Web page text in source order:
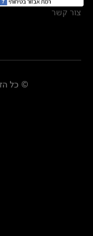
צור קשר
© כל